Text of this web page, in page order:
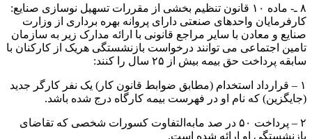
۸ ـ- ماده ۱۰ قانون تنظیم بخشی از مقررات تسهیل نوسازی صنایع:
کارفرمایان واحدهای صنعتی دارای پروانه بهره برداری از وزارت
صنایع و معادن با سایر مراجع قانونی با ارائه مدارک زیر به سازمان
تامین اجتماعی می توانند درخواست بازنشستگی هریک از کارکنان با
سابقه پرداخت حق بیمه بیش از ۲۵ سال را کنند:
۱ – قرارداد استخدام (مطابق ضوابط قانون کار) یک نفر کارگر جدید
(جایگزین) که نام او در فهرست بیمه کارگاه درج شده باشد.
۲ – پرداخت ۵۰ در صد مابه‌التفاوت کسورات شخصی که تقاضای
بازنشستگی او ارائه شده است.